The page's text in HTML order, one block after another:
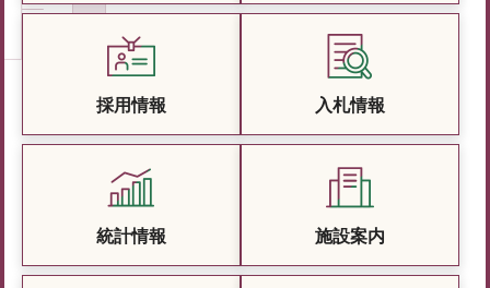
採用情報 入札情報
統計情報 施設案内